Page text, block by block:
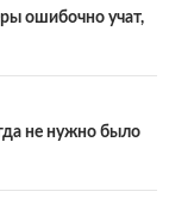
ошибочно учат,
не нужно было